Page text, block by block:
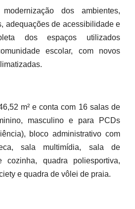
dos ambientes,
adequações de acessibilidade e
dos espaços utilizados
escolar, com novos
m² e conta com 16 salas de
masculino e para PCDs
bloco administrativo com
sala multimídia, sala de
cozinha, quadra poliesportiva,
e quadra de vôlei de praia.